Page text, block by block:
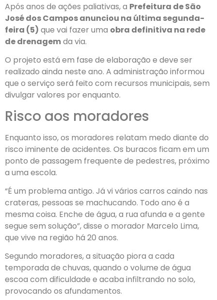
Após anos de ações paliativas, a Prefeitura de São
José dos Campos anunciou na última segunda-
feira (5) que vai fazer uma obra definitiva na rede
de drenagemda via.
O projeto está em fase de elaboração e deve ser
realizado ainda neste ano. A administração informou
que o serviço será feito com recursos municipais, sem
divulgar valores por enquanto.
Risco aos moradores
Enquanto isso, os moradores relatam medo diante do
risco iminente de acidentes. Os buracos ficam em um
ponto de passagem frequente de pedestres, próximo
a uma escola.
“É um problema antigo. Já vi vários carros caindo nas
crateras, pessoas se machucando. Todo ano é a
mesma coisa. Enche de água, a rua afunda e a gente
segue sem solução”, disse o morador Marcelo Lima,
que vive na região há 20 anos.
Segundo moradores, a situação piora a cada
temporada de chuvas, quando o volume de água
escoa com dificuldade e acaba infiltrando no solo,
provocando os afundamentos.